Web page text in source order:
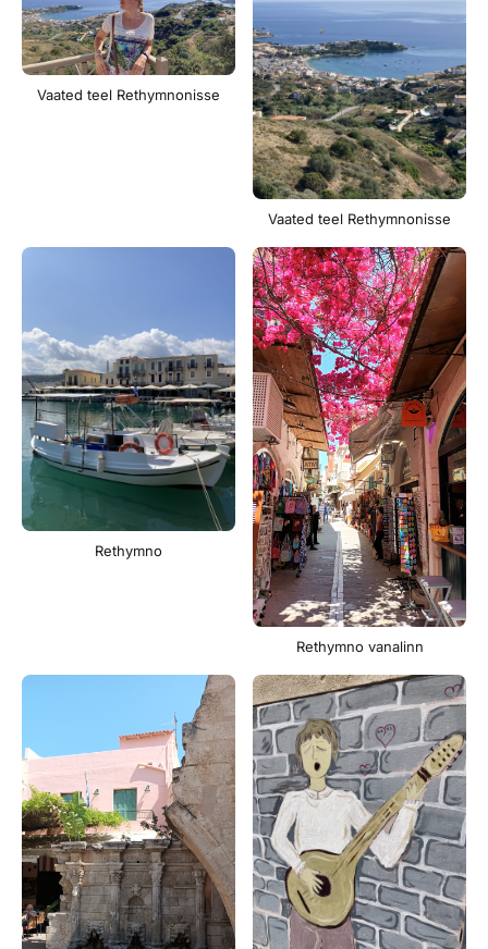
Vaated teel Rethymnonisse
Vaated teel Rethymnonisse
Rethymno
Rethymno vanalinn